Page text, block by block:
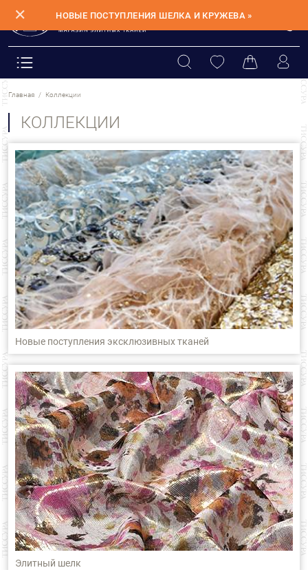
✕ НОВЫЕ ПОСТУПЛЕНИЯ ШЕЛКА И КРУЖЕВА »
Главная Коллекции
КОЛЛЕКЦИИ
Новые поступления эксклюзивных тканей
Элитный шелк